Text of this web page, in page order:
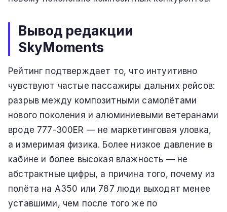
Вывод редакции
SkyMoments
Рейтинг подтверждает то, что интуитивно
чувствуют частые пассажиры дальних рейсов:
разрыв между композитными самолётами
нового поколения и алюминиевыми ветеранами
вроде 777-300ER — не маркетинговая уловка,
а измеримая физика. Более низкое давление в
кабине и более высокая влажность — не
абстрактные цифры, а причина того, почему из
полёта на A350 или 787 люди выходят менее
уставшими, чем после того же по